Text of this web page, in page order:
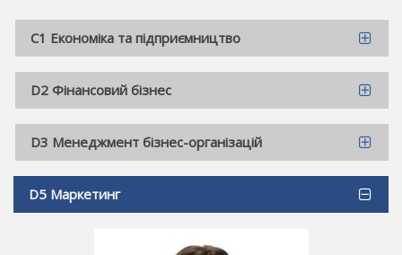
C1 Економіка та підприємництво
D2 Фінансовий бізнес
D3 Менеджмент бізнес-організацій
D5 Маркетинг